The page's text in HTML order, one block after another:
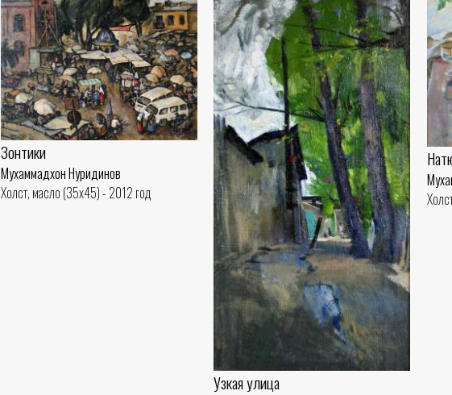
Зонтики
Мухаммадхон Нуридинов
Холст, масло (35x45) - 2012 год
Узкая улица